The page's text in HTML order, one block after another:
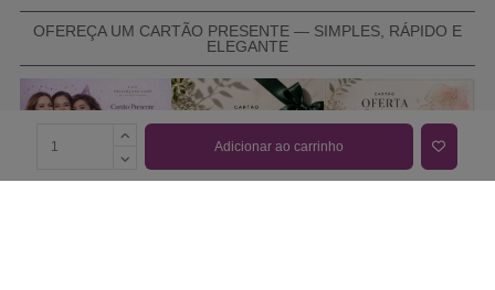
Adicionar ao carrinho
OFEREÇA UM CARTÃO PRESENTE — SIMPLES, RÁPIDO E
ELEGANTE